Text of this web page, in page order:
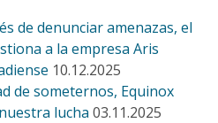
de denunciar amenazas, el
a la empresa Aris
10.12.2025
de someternos, Equinox
lucha 03.11.2025